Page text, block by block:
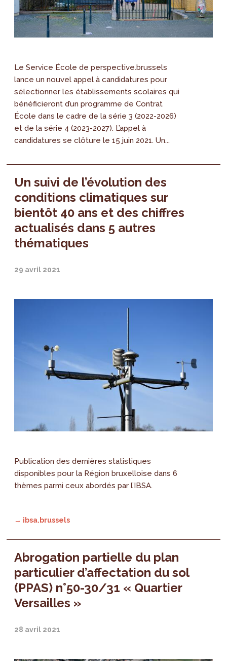
Le Service École de perspective.brussels
lance un nouvel appel à candidatures pour
sélectionner les établissements scolaires qui
bénéficieront d’un programme de Contrat
École dans le cadre de la série 3 (2022-2026)
et de la série 4 (2023-2027). L’appel à
candidatures se clôture le 15 juin 2021. Un...
Un suivi de l’évolution des
conditions climatiques sur
bientôt 40 ans et des chiffres
actualisés dans 5 autres
thématiques
29 avril 2021
Publication des dernières statistiques
disponibles pour la Région bruxelloise dans 6
thèmes parmi ceux abordés par l’IBSA.
→ ibsa.brussels
Abrogation partielle du plan
particulier d’affectation du sol
(PPAS) n°50-30/31 « Quartier
Versailles »
28 avril 2021